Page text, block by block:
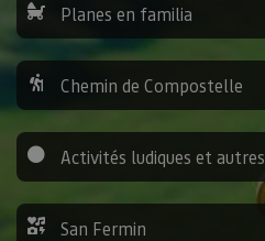
Planes en familia
Chemin de Compostelle
Activités ludiques et autres
San Fermin